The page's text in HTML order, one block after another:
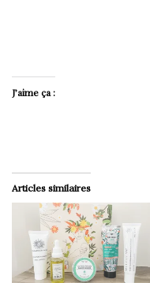
J’aime ça :
Articles similaires